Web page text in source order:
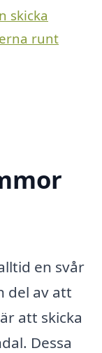
skicka
runt
en svår
del av att
att skicka
Dessa